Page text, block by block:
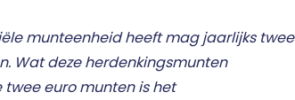
munteenheid heeft mag jaarlijks twee
Wat deze herdenkingsmunten
euro munten is het